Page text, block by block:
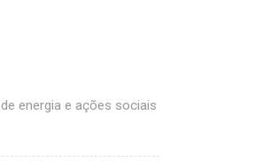
energia e ações sociais